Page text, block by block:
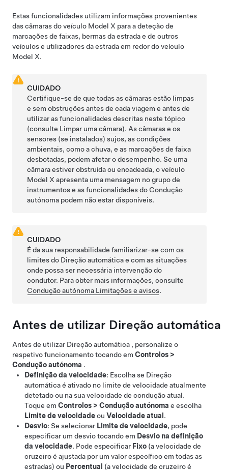
Estas funcionalidades utilizam informações provenientes
das câmaras do veículo Model X para a deteção de
marcações de faixas, bermas da estrada e de outros
veículos e utilizadores da estrada em redor do veículo
Model X.
CUIDADO
Certifique-se de que todas as câmaras estão limpas
e sem obstruções antes de cada viagem e antes de
utilizar as funcionalidades descritas neste tópico
(consulte Limpar uma câmara). As câmarase os
sensores (se instalados) sujos, as condições
ambientais, como a chuva, e as marcações de faixa
desbotadas, podem afetar o desempenho. Se uma
câmara estiver obstruída ou encadeada, o veículo
Model X apresenta uma mensagem nogrupo de
instrumentose as funcionalidades do Condução
autónoma podem não estar disponíveis.
CUIDADO
É da sua responsabilidade familiarizar-se com os
limites do Direção automáticae com as situações
onde possa ser necessária intervenção do
condutor. Para obter mais informações, consulte
Condução autónoma Limitações e avisos.
Antes de utilizar Direção automática
Antes de utilizar Direção automática , personalize o
respetivo funcionamento tocando em Controlos >
Condução autónoma .
Definição da velocidade: Escolha se Direção
automáticaé ativado no limite de velocidade atualmente
detetado ou na sua velocidade de condução atual.
Toque em Controlos > Condução autónoma e escolha
Limite de velocidadeou Velocidade atual .
Desvio: Se selecionar Limite de velocidade, pode
especificar um desvio tocando em Desvio na definição
da velocidade. Pode especificar Fixo (a velocidade de
cruzeiro é ajustada por um valor específico em todas as
estradas) ou Percentual (a velocidade de cruzeiro é